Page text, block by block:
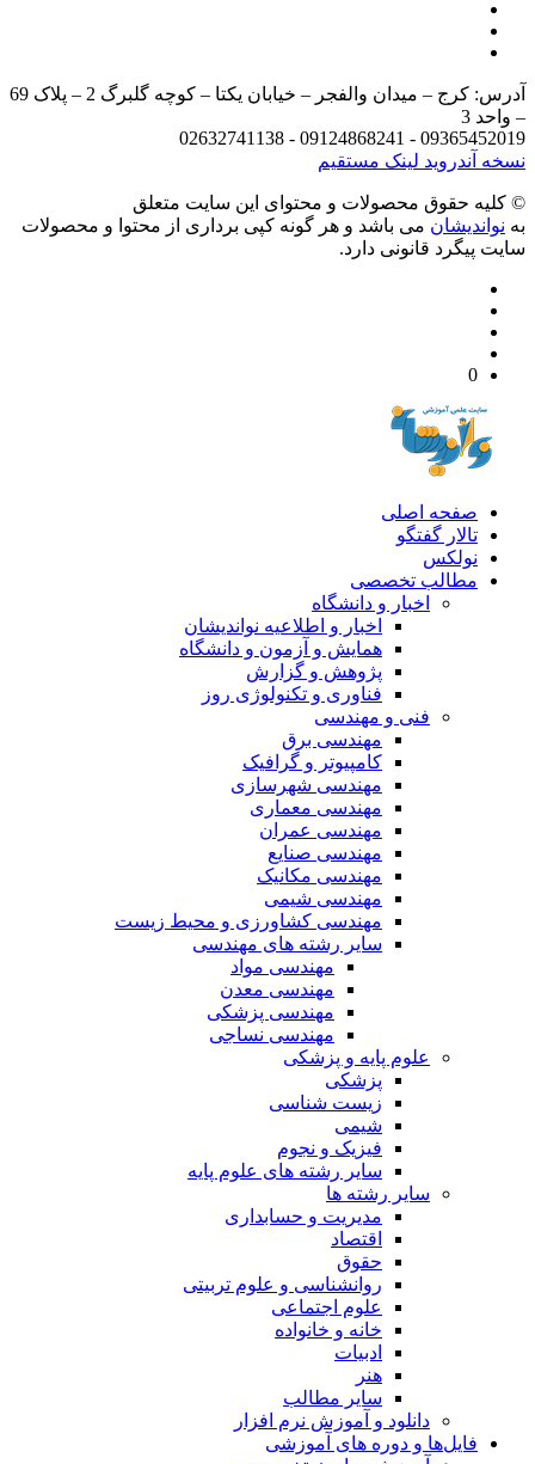
آدرس: کرج – میدان والفجر – خیابان یکتا – کوچه گلبرگ 2 – پلاک 69
3
09365452019 - 09124868241 -
آندرویدلینک مستقیم
حقوق محصولات و محتوای اين سایت متعلق
می باشد و هر گونه کپی برداری از محتوا و محصولات
پیگرد قانونی دارد.
صفحه اصلی
تالار گفتگو
نولکس
مطالب تخصصی
اخبار و دانشگاه
اخبار و اطلاعیه نواندیشان
همایش و آزمون و دانشگاه
پژوهش و گزارش
فناوری و تکنولوژی روز
فنی و مهندسی
مهندسی برق
کامپیوتر و گرافیک
مهندسی شهرسازی
مهندسی معماری
مهندسی عمران
مهندسی صنایع
مهندسی مکانیک
مهندسی شیمی
مهندسی کشاورزی و محیط زیست
سایر رشته های مهندسی
مهندسی مواد
مهندسی معدن
مهندسی پزشکی
مهندسی نساجی
علوم پایه و پزشکی
پزشکی
زیست شناسی
شیمی
فیزیک و نجوم
سایر رشته های علوم پایه
سایر رشته ها
مدیریت و حسابداری
اقتصاد
حقوق
روانشناسی و علوم تربیتی
علوم اجتماعی
خانه و خانواده
ادبیات
هنر
سایر مطالب
دانلود و آموزش نرم افزار
فایل‌ها و دوره های آموزشی